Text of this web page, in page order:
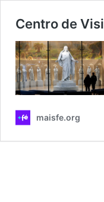
Centro de
maisfe.org